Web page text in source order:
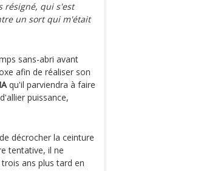
résigné, qui s'est
un sort qui m'était
sans-abri avant
afin de réaliser son
qu'il parviendra à faire
puissance,
décrocher la ceinture
tentative, il ne
ans plus tard en